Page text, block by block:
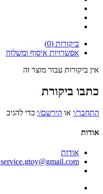
ביקורות (0)
אפשרויות איסוף ומשלוח
אין ביקורות עבור מוצר זה
כתבו ביקורת
התחבר/י או הירשם/י כדי להגיב
אודות
אודות
service.gtoy@gmail.com